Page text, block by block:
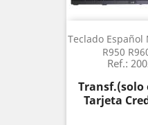
Teclado Español
R950
Ref.:
Precio
Transf.(solo
Tarjeta